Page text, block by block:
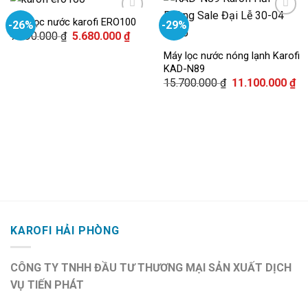
-26%
Máy lọc nước karofi ERO100
7.690.000₫ Giá
gốc
5.680.000 ₫Giá
hiện
5.680.000 ₫.
-29%
wishlist
Máy lọc nước nóng lạnh Karofi
KAD-N89
15.700.000₫ Giá
gốc
11.100.000 ₫Giá
KAROFI HẢI PHÒNG
CÔNG TY TNHH ĐẦU TƯ THƯƠNG MẠI SẢN XUẤT DỊCH
VỤ TIẾN PHÁT